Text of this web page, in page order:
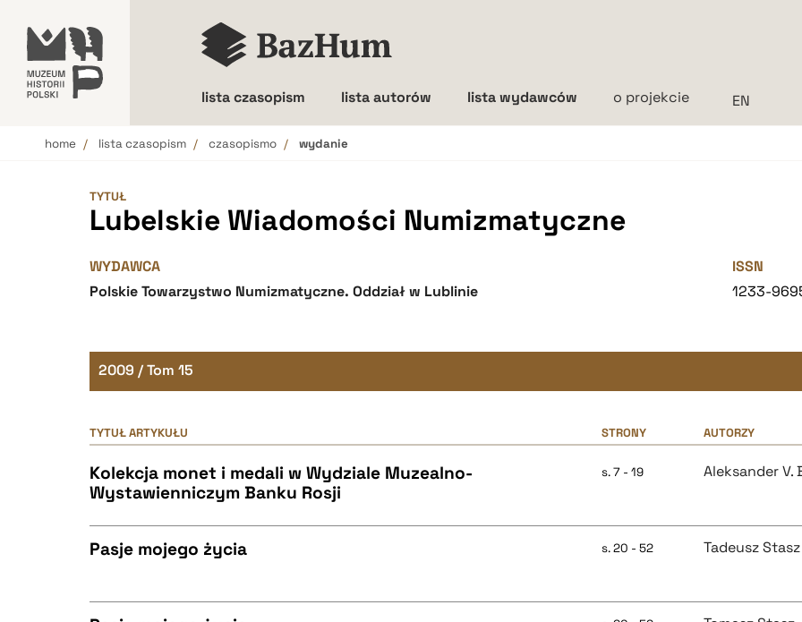
lista czasopism lista autorów lista wydawców o projekcie
home lista czasopism czasopismo wydanie
TYTUŁ
Lubelskie Wiadomości Numizmatyczne
WYDAWCA
Polskie Towarzystwo Numizmatyczne. Oddział w Lublinie
ISSN
1233-
2009 / Tom 15
TYTUŁ ARTYKUŁU STRONY AUTORZY
Kolekcja monet i medali w Wydziale Muzealno-
Wystawienniczym Banku Rosji
s. 7 - 19 Aleksander V.
Pasje mojego życia s. 20 - 52 Tadeusz Stasz